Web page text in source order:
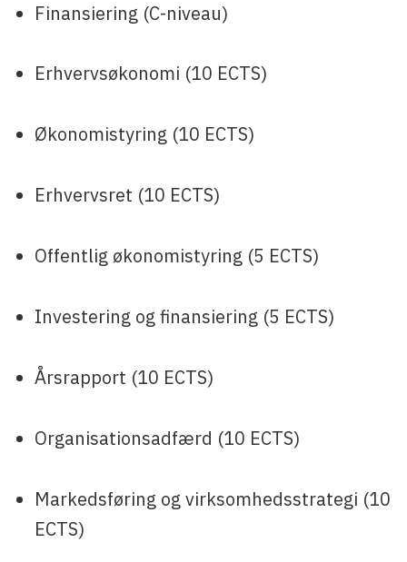
Finansiering (C-niveau)
Erhvervsøkonomi (10 ECTS)
Økonomistyring (10 ECTS)
Erhvervsret (10 ECTS)
Offentlig økonomistyring (5 ECTS)
Investering og finansiering (5 ECTS)
Årsrapport (10 ECTS)
Organisationsadfærd (10 ECTS)
Markedsføring og virksomhedsstrategi (10
ECTS)